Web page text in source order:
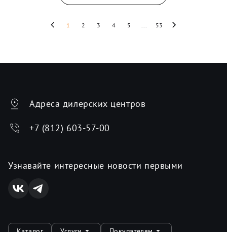
1 2 3 4 5 53
Адреса дилерских центров
+7 (812) 603-57-00
Узнавайте интересные новости первыми